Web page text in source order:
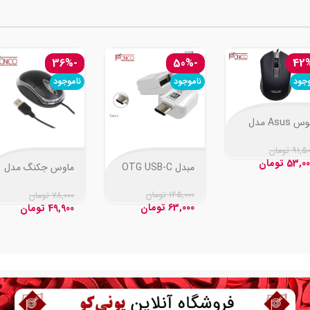
موس Asus مدل
تومان
تومان
-50%
ناموجود
مبدل OTG USB-C
125,000 تومان
63,000 تومان
-36%
ناموجود
ماوس جکنگ مدل
78,000 تومان
49,900 تومان